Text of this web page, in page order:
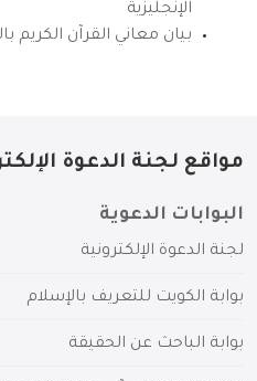
الإنجليزية
بيان معاني القرآن الكريم
مواقع لجنة الدعوة
البوابات الدعوية
لجنة الدعوة الإلكترونية
بوابة الكويت للتعريف بالإسلام
بوابة الباحث عن الحقيقة